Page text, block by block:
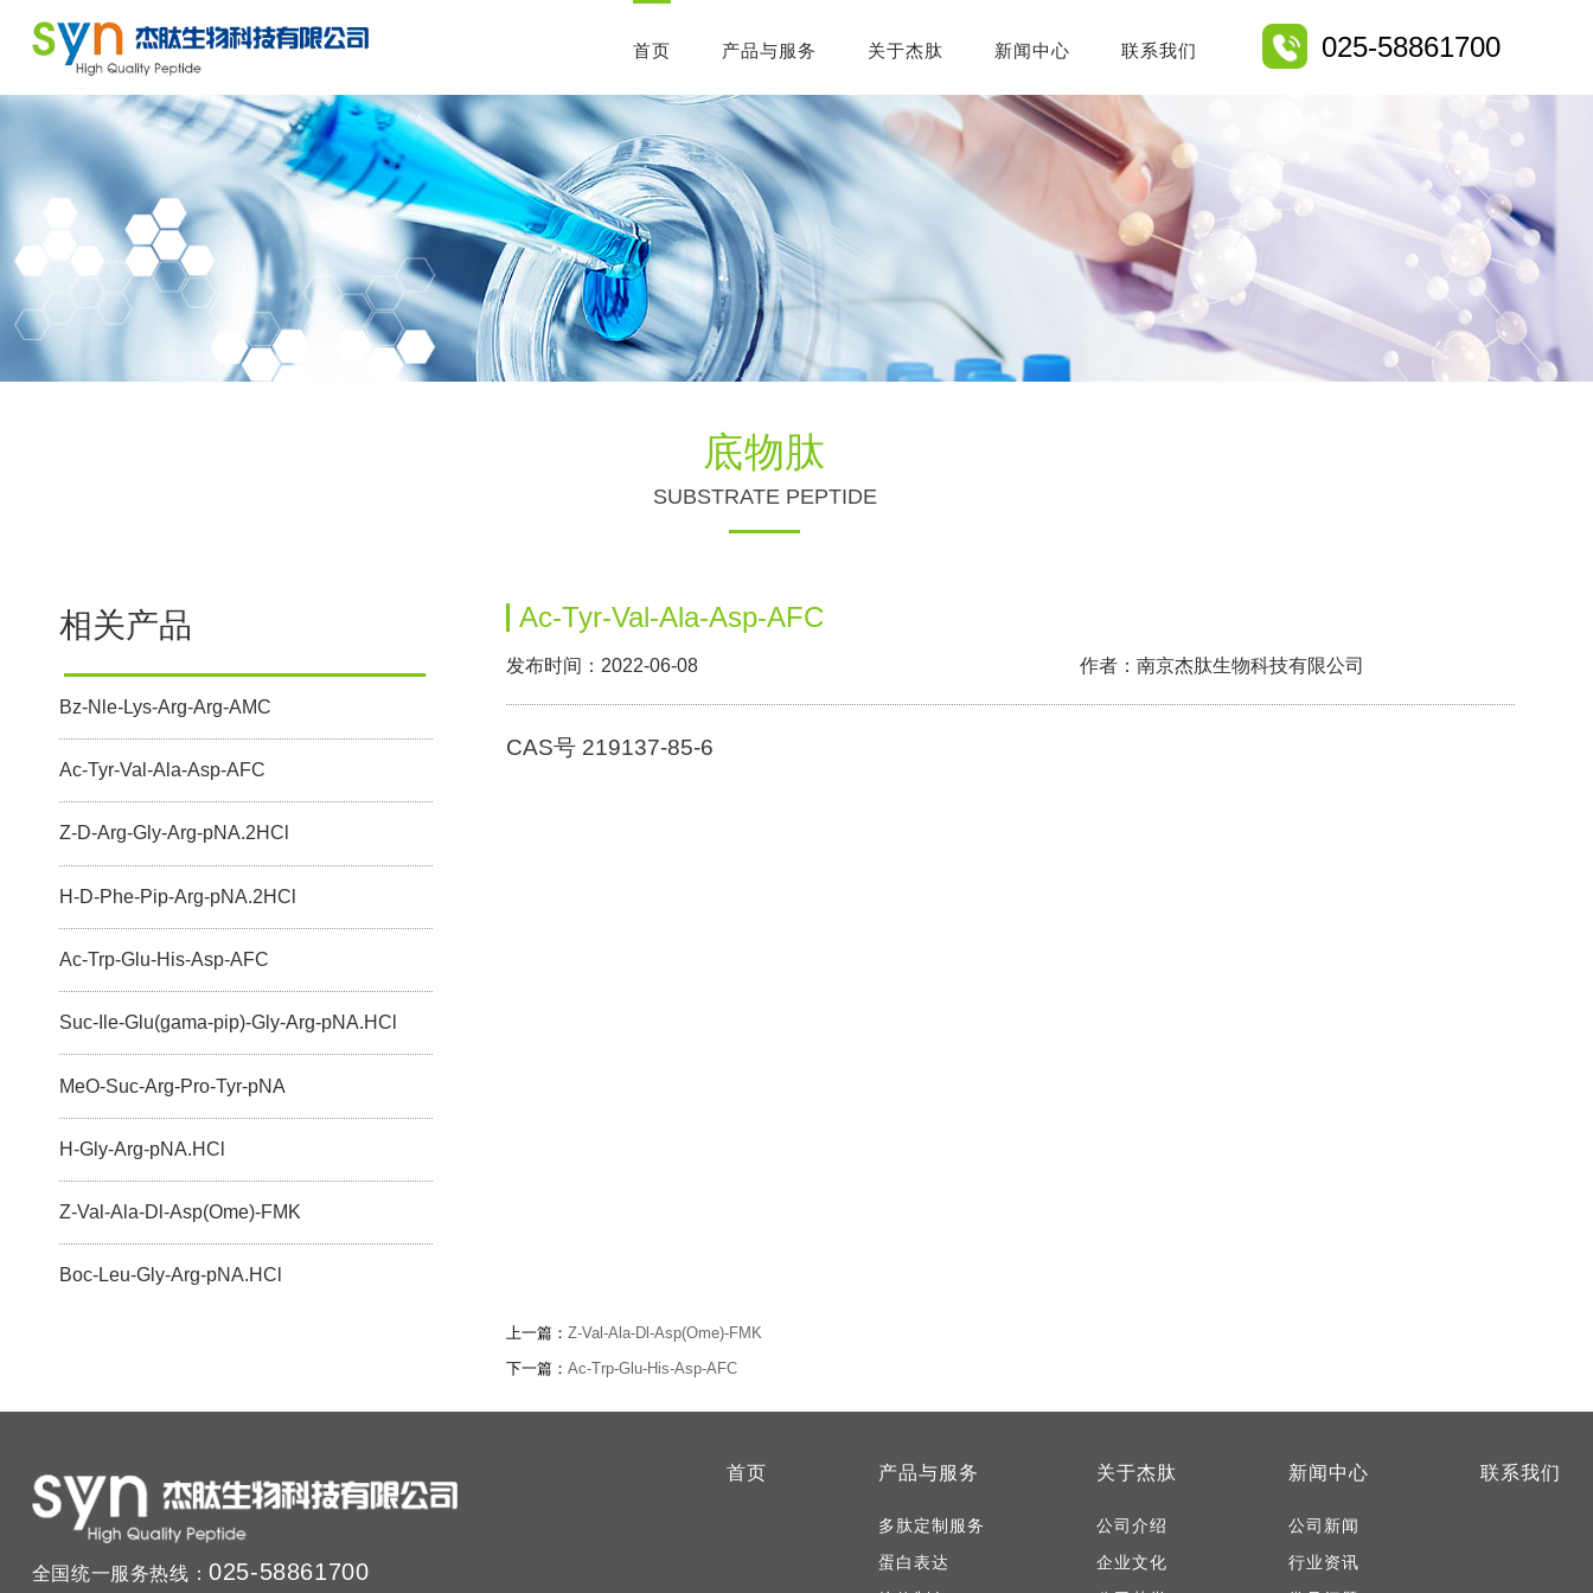
025-58861700
首页 产品与服务 关于杰肽 新闻中心 联系我们
底物肽
SUBSTRATE PEPTIDE
相关产品
Bz-Nle-Lys-Arg-Arg-AMC
Ac-Tyr-Val-Ala-Asp-AFC
Z-D-Arg-Gly-Arg-pNA.2HCl
H-D-Phe-Pip-Arg-pNA.2HCl
Ac-Trp-Glu-His-Asp-AFC
Suc-Ile-Glu(gama-pip)-Gly-Arg-pNA.HCl
MeO-Suc-Arg-Pro-Tyr-pNA
H-Gly-Arg-pNA.HCl
Z-Val-Ala-Dl-Asp(Ome)-FMK
Boc-Leu-Gly-Arg-pNA.HCl
Ac-Tyr-Val-Ala-Asp-AFC
发布时间：2022-06-08 作者：南京杰肽生物科技有限公司
CAS号 219137-85-6
上一篇： Z-Val-Ala-Dl-Asp(Ome)-FMK
下一篇： Ac-Trp-Glu-His-Asp-AFC
全国统一服务热线：025-58861700
首页 产品与服务
多肽定制服务
蛋白表达
关于杰肽
公司介绍
企业文化
新闻中心
公司新闻
行业资讯
联系我们